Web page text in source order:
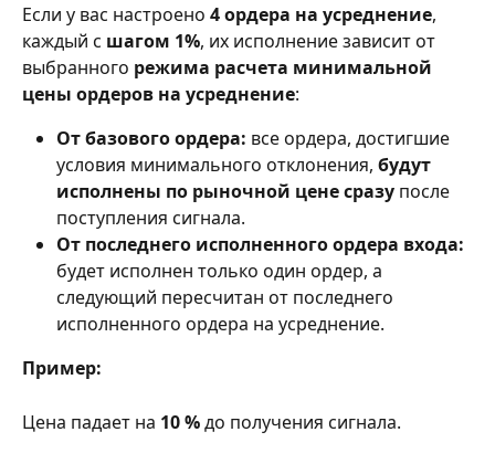
Если у вас настроено 4 ордера на усреднение,
каждый с шагом 1%, их исполнение зависит от
выбранного режима расчета минимальной
цены ордеров на усреднение:
От базового ордера: все ордера, достигшие
условия минимального отклонения, будут
исполнены по рыночной цене сразу после
поступления сигнала.
От последнего исполненного ордера входа:
будет исполнен только один ордер, а
следующий пересчитан от последнего
исполненного ордера на усреднение.
Пример:
Цена падает на 10 % до получения сигнала.